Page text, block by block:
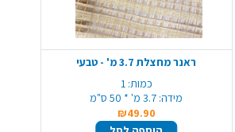
ראנר מחצלת 3.7 מ' - טבעי
כמות: 1
מידה: 3.7 מ' * 50 ס"מ
₪49.90